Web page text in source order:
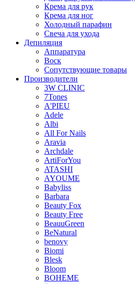
Крема для рук
Крема для ног
Холодный парафин
Свеча для ухода
Депиляция
Аппаратура
Воск
Сопутствующие товары
Производители
3W CLINIC
7Tones
A'PIEU
Adele
Albi
All For Nails
Aravia
Archdale
ArtiForYou
ATASHI
AYOUME
Babyliss
Barbara
Beauty Fox
Beauty Free
BeauuGreen
BeNatural
benovy
Biomi
Blesk
Bloom
BOHEME